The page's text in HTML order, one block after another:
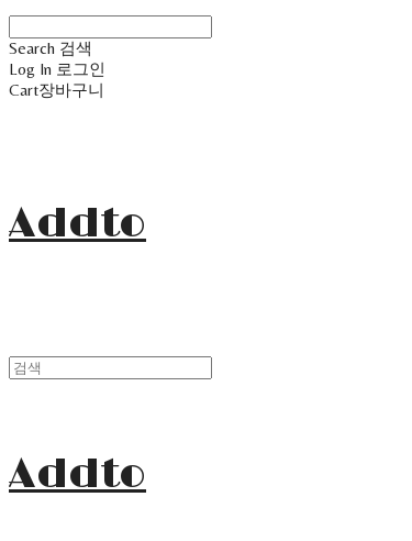
Search 검색
Log In 로그인
Cart장바구니
Addto
Addto